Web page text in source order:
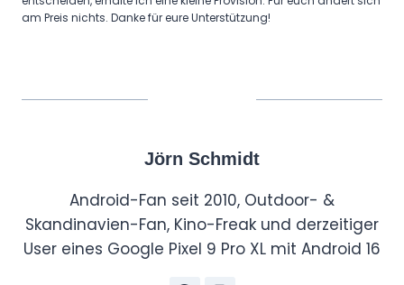
l
e
s
A
am Preis nichts. Danke für eure Unterstützung!
Jörn Schmidt
Android-Fan seit 2010, Outdoor- &
Skandinavien-Fan, Kino-Freak und derzeitiger
User eines Google Pixel 9 Pro XL mit Android 16